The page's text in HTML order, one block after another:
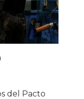
del Pacto